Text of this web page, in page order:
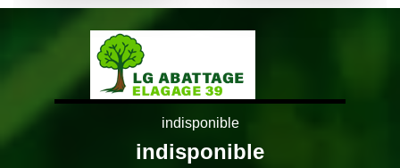
indisponible
indisponible